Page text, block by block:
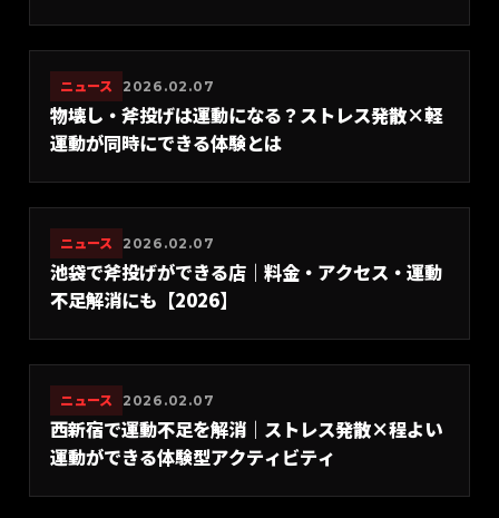
ニュース 2026.02.07
物壊し・斧投げは運動になる？ストレス発散×軽
運動が同時にできる体験とは
ニュース 2026.02.07
池袋で斧投げができる店｜料金・アクセス・運動
不足解消にも【2026】
ニュース 2026.02.07
西新宿で運動不足を解消｜ストレス発散×程よい
運動ができる体験型アクティビティ